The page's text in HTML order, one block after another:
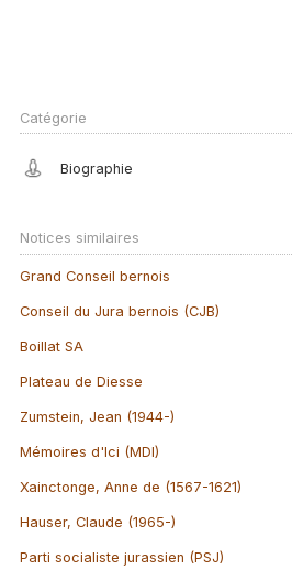
Catégorie
Biographie
Notices similaires
Grand Conseil bernois
Conseil du Jura bernois (CJB)
Boillat SA
Plateau de Diesse
Zumstein, Jean (1944-)
Mémoires d'Ici (MDI)
Xainctonge, Anne de (1567-1621)
Hauser, Claude (1965-)
Parti socialiste jurassien (PSJ)